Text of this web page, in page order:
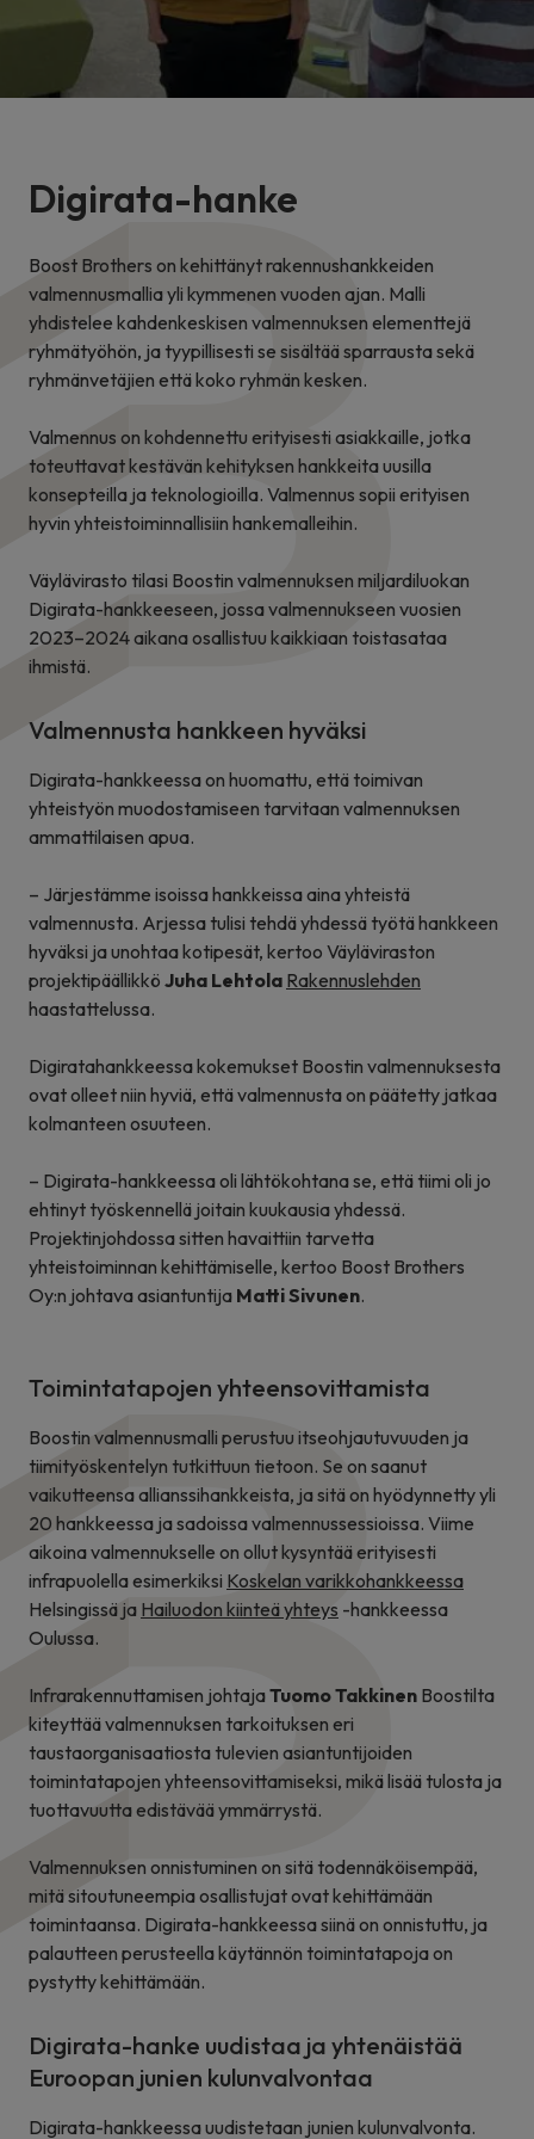
Digirata-hanke
Boost Brothers on kehittänyt rakennushankkeiden
valmennusmallia yli kymmenen vuoden ajan. Malli
yhdistelee kahdenkeskisen valmennuksen elementtejä
ryhmätyöhön, ja tyypillisesti se sisältää sparrausta sekä
ryhmänvetäjien että koko ryhmän kesken.
Valmennus on kohdennettu erityisesti asiakkaille, jotka
toteuttavat kestävän kehityksen hankkeita uusilla
konsepteilla ja teknologioilla. Valmennus sopii erityisen
hyvin yhteistoiminnallisiin hankemalleihin.
Väylävirasto tilasi Boostin valmennuksen miljardiluokan
Digirata-hankkeeseen, jossa valmennukseen vuosien
2023–2024 aikana osallistuu kaikkiaan toistasataa
ihmistä.
Valmennusta hankkeen hyväksi
Digirata-hankkeessa on huomattu, että toimivan
yhteistyön muodostamiseen tarvitaan valmennuksen
ammattilaisen apua.
– Järjestämme isoissa hankkeissa aina yhteistä
valmennusta. Arjessa tulisi tehdä yhdessä työtä hankkeen
hyväksi ja unohtaa kotipesät, kertoo Väyläviraston
projektipäällikkö Juha Lehtola Rakennuslehden
haastattelussa.
Digiratahankkeessa kokemukset Boostin valmennuksesta
ovat olleet niin hyviä, että valmennusta on päätetty jatkaa
kolmanteen osuuteen.
– Digirata-hankkeessa oli lähtökohtana se, että tiimi oli jo
ehtinyt työskennellä joitain kuukausia yhdessä.
Projektinjohdossa sitten havaittiin tarvetta
yhteistoiminnan kehittämiselle, kertoo Boost Brothers
Oy:n johtava asiantuntija Matti Sivunen.
Toimintatapojen yhteensovittamista
Boostin valmennusmalli perustuu itseohjautuvuuden ja
tiimityöskentelyn tutkittuun tietoon. Se on saanut
vaikutteensa allianssihankkeista, ja sitä on hyödynnetty yli
20 hankkeessa ja sadoissa valmennussessioissa. Viime
aikoina valmennukselle on ollut kysyntää erityisesti
infrapuolella esimerkiksi Koskelan varikkohankkeessa
Helsingissä ja Hailuodon kiinteä yhteys -hankkeessa
Oulussa.
Infrarakennuttamisen johtajaTuomo Takkinen Boostilta
kiteyttää valmennuksen tarkoituksen eri
taustaorganisaatiosta tulevien asiantuntijoiden
toimintatapojen yhteensovittamiseksi, mikä lisää tulosta ja
tuottavuutta edistävää ymmärrystä.
Valmennuksen onnistuminen on sitä todennäköisempää,
mitä sitoutuneempia osallistujat ovat kehittämään
toimintaansa. Digirata-hankkeessa siinä on onnistuttu, ja
palautteen perusteella käytännön toimintatapoja on
pystytty kehittämään.
Digirata-hanke uudistaa ja yhtenäistää
Euroopan junien kulunvalvontaa
Digirata-hankkeessa uudistetaan junien kulunvalvonta.